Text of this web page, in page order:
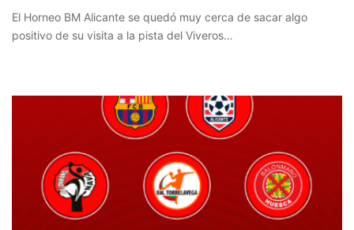
El Horneo BM Alicante se quedó muy cerca de sacar algo
positivo de su visita a la pista del Viveros…